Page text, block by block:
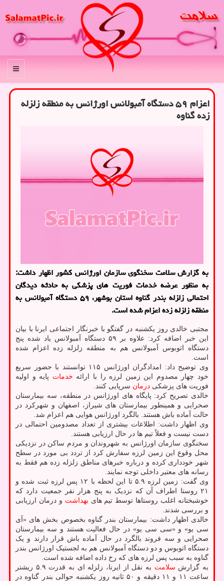
منو
اعزام ۵۹ دستگاه آمبولانس اورژانس به منطقه زلزله
زده گناوه
به گزارش سلامت سخنگوی سازمان اورژانس کشور اظهار داشت:
به منظور عرضه خدمات فوریت های پزشکی به حادثه دیدگان
احتمالی زلزله بندر گناوه استان بوشهر، ۵۹ دستگاه آمبولانس به
منطقه زلزله زده اعزام شده است.
مجتبی خالدی روز یکشنبه در گفتگو با خبرنگار اجتماعی ایرنا با بیان
این خبر اضافه کرد: علاوه بر ۵۹ دستگاه آمبولانس یاد شده پنج
دستگاه اتوبوس آمبولانس هم به منطقه زلزله زده اعزام شده
است.
وی توضیح داد: امدادگران اورژانس ۱۱۵ توانستند با حضور سریع
خود چهار مصدوم این زمین لرزه را با ارائه خدمات پایه و اولیه
فوریت های پزشکی درمان سرپایی کنند.
خالدی تصریح کرد: پایگاه های اورژانس در منطقه، سه بیمارستان
صحرایی و همینطور بیمارستان های شیراز، اصفهان و شهرکرد در
حالت آماده باش هستند. بالگرد اورژانس هوایی هم اعزام شد.
وی اظهار داشت: اطلاعات بیشتری از تعداد مصدومین احتمالی در
دست نیست و فعلاً تیم ها در حال ارزیابی هستند.
سخنگوی سازمان اورژانس به شهروندان و مردم ساکن در نزدیکی
محل وقوع این زمین لرزه سفارش کرد از تردد بی مورد در سطح
شهر خودداری کرده و درباره خبرهای مناطق زلزله زده هم فقط به
رسانه های معتیر داخلی توجه نمایند.
وی گفت: زمین لرزه ۵.۹ تا این لحظه با ۱۲ پس لرزه ثبت شده و
۲۱ روستا اطراف آن که نزدیک به پنج هزار نفر جمعیت دارد که
خوشبختانه اغلب روستاها توسط تیم های بهداشت و درمان ارزیابی
و بررسی شدند.
خالدی اظهار داشت: بیمارستان بندر گناوه بخصوص بخش های «آی
سی یو» و «سی سی یو» در حال فعالیت هستند و سه بیمارستان
صحرایی و سه فروند بالگرد در حال آماده باش قرار دارند و یک
دستگاه اتوبوس و دو دستگاه آمبولانس هم به لجستیک اورژانس بندر
گناوه به سبب پس لرزه های که رخ داده اضافه شده است.
به گزارش سلامت
به نقل از ایرنا، زلزله ای به قدرت ۵.۹ ریشتر
ساعت ۱۱ و ۱۱ دقیقه و ۵۰ ثانیه روز یکشنبه حوالی بندر گناوه در